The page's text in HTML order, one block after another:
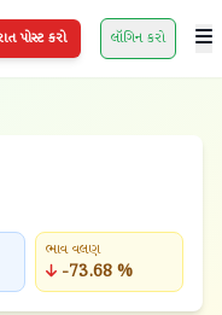
પોસ્ટ કરો લૉગિન કરો
ભાવ વલણ
-73.68 %